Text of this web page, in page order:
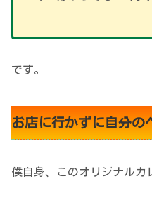
です。
お店に行かずに自分の
僕自身、このオリジナルカ